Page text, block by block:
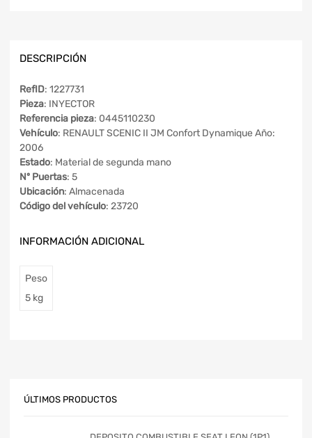
DESCRIPCIÓN
RefID: 1227731
Pieza: INYECTOR
Referencia pieza: 0445110230
Vehículo: RENAULT SCENIC II JM Confort Dynamique Año:
2006
Estado: Material de segunda mano
Nº Puertas: 5
Ubicación: Almacenada
Código del vehículo: 23720
INFORMACIÓN ADICIONAL
Peso
5 kg
ÚLTIMOS PRODUCTOS